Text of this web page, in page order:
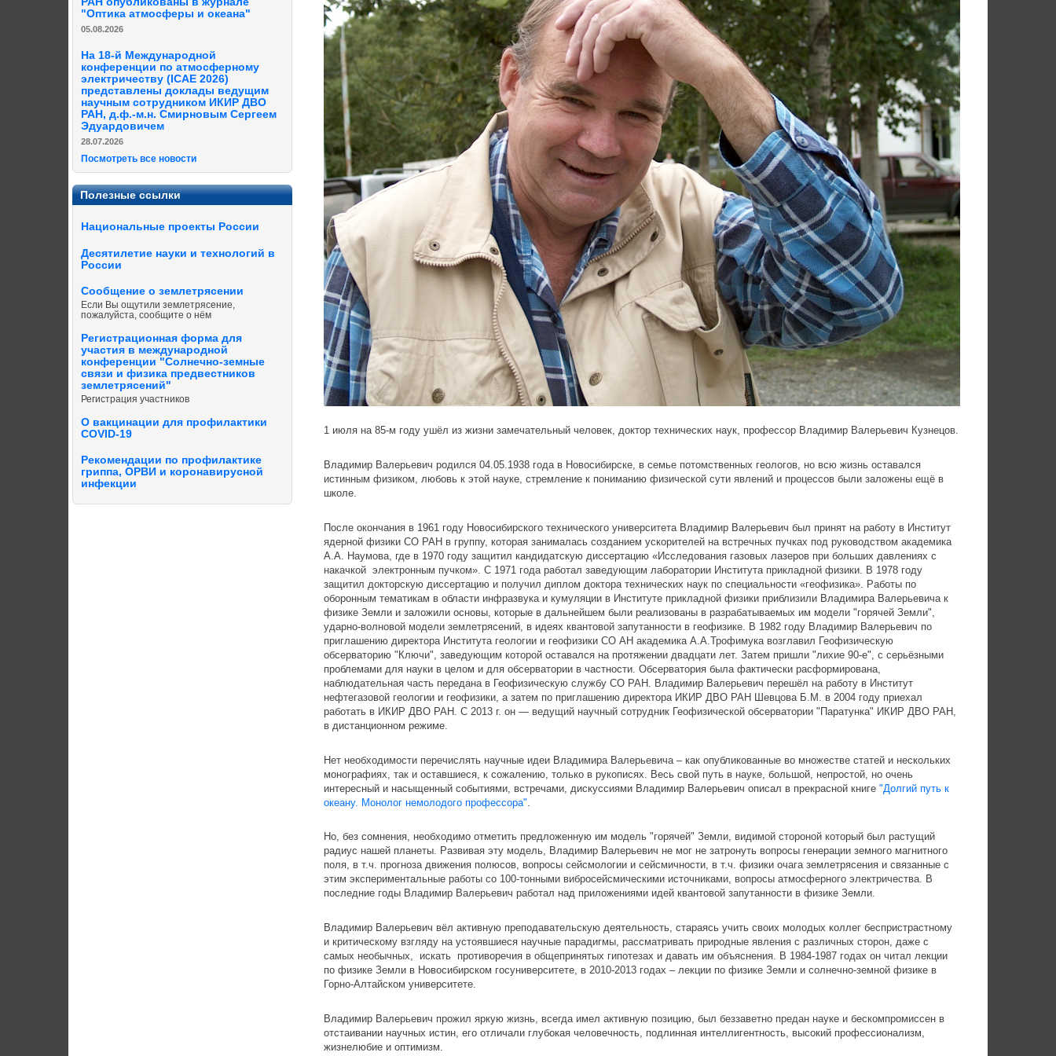
"Оптика атмосферы и океана"
05.08.2026
На 18-й Международной
конференции по атмосферному
электричеству (ICAE 2026)
представлены доклады ведущим
научным сотрудником ИКИР ДВО
РАН, д.ф.-м.н. Смирновым Сергеем
Эдуардовичем
28.07.2026
Посмотреть все новости
Полезные ссылки
Национальные проекты России
Десятилетие науки и технологий в
России
Сообщение о землетрясении
Если Вы ощутили землетрясение,
пожалуйста, сообщите о нём
Регистрационная форма для
участия в международной
конференции "Солнечно-земные
связи и физика предвестников
землетрясений"
Регистрация участников
О вакцинации для профилактики
COVID-19
Рекомендации по профилактике
гриппа, ОРВИ и коронавирусной
инфекции
1 июля на 85-м году ушёл из жизни замечательный человек, доктор технических наук, профессор Владимир Валерьевич Кузнецов.
Владимир Валерьевич родился 04.05.1938 года в Новосибирске, в семье потомственных геологов, но всю жизнь оставался
истинным физиком, любовь к этой науке, стремление к пониманию физической сути явлений и процессов были заложены ещё в
школе.
После окончания в 1961 году Новосибирского технического университета Владимир Валерьевич был принят на работу в Институт
ядерной физики СО РАН в группу, которая занималась созданием ускорителей на встречных пучках под руководством академика
А.А. Наумова, где в 1970 году защитил кандидатскую диссертацию «Исследования газовых лазеров при больших давлениях с
накачкой электронным пучком». С 1971 года работал заведующим лаборатории Института прикладной физики. В 1978 году
защитил докторскую диссертацию и получил диплом доктора технических наук по специальности «геофизика». Работы по
оборонным тематикам в области инфразвука и кумуляции в Институте прикладной физики приблизили Владимира Валерьевича к
физике Земли и заложили основы, которые в дальнейшем были реализованы в разрабатываемых им модели "горячей Земли",
ударно-волновой модели землетрясений, в идеях квантовой запутанности в геофизике. В 1982 году Владимир Валерьевич по
приглашению директора Института геологии и геофизики СО АН академика А.А.Трофимука возглавил Геофизическую
обсерваторию "Ключи", заведующим которой оставался на протяжении двадцати лет. Затем пришли "лихие 90-е", с серьёзными
проблемами для науки в целом и для обсерватории в частности. Обсерватория была фактически расформирована,
наблюдательная часть передана в Геофизическую службу СО РАН. Владимир Валерьевич перешёл на работу в Институт
нефтегазовой геологии и геофизики, а затем по приглашению директора ИКИР ДВО РАН Шевцова Б.М. в 2004 году приехал
работать в ИКИР ДВО РАН. С 2013 г. он — ведущий научный сотрудник Геофизической обсерватории "Паратунка" ИКИР ДВО РАН,
в дистанционном режиме.
Нет необходимости перечислять научные идеи Владимира Валерьевича – как опубликованные во множестве статей и нескольких
монографиях, так и оставшиеся, к сожалению, только в рукописях. Весь свой путь в науке, большой, непростой, но очень
интересный и насыщенный событиями, встречами, дискуссиями Владимир Валерьевич описал в прекрасной книге "Долгий путь к
океану. Монолог немолодого профессора"
Но, без сомнения, необходимо отметить предложенную им модель "горячей" Земли, видимой стороной который был растущий
радиус нашей планеты. Развивая эту модель, Владимир Валерьевич не мог не затронуть вопросы генерации земного магнитного
поля, в т.ч. прогноза движения полюсов, вопросы сейсмологии и сейсмичности, в т.ч. физики очага землетрясения и связанные с
этим экспериментальные работы со 100-тонными вибросейсмическими источниками, вопросы атмосферного электричества. В
последние годы Владимир Валерьевич работал над приложениями идей квантовой запутанности в физике Земли.
Владимир Валерьевич вёл активную преподавательскую деятельность, стараясь учить своих молодых коллег беспристрастному
и критическому взгляду на устоявшиеся научные парадигмы, рассматривать природные явления с различных сторон, даже с
самых необычных, искать противоречия в общепринятых гипотезах и давать им объяснения. В 1984-1987 годах он читал лекции
по физике Земли в Новосибирском госуниверситете, в 2010-2013 годах – лекции по физике Земли и солнечно-земной физике в
Горно-Алтайском университете.
Владимир Валерьевич прожил яркую жизнь, всегда имел активную позицию, был беззаветно предан науке и бескомпромиссен в
отстаивании научных истин, его отличали глубокая человечность, подлинная интеллигентность, высокий профессионализм,
жизнелюбие и оптимизм.